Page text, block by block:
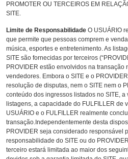
PROMOTER OU TERCEIROS EM
SITE.
Limite de Responsabilidade O USUÁRIO
que permite que pessoas comprem e
música, esportes e entretenimento. As
SITE são fornecidas por terceiros
PROVIDER estão envolvidos na transação
vendedores. Embora o SITE e o
resolução de disputas, nem o SITE nem o
conteúdo dos ingressos listados no SITE,
listagens, a capacidade do FULFILLER de
USUÁRIO e o FULFILLER realmente
transação.Independentemente desta
PROVIDER seja considerado responsável
responsabilidade do SITE ou do
terceiro estará limitada ao maior dos